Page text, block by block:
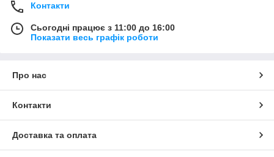
Контакти
Сьогодні працює з 11:00 до 16:00
Показати весь графік роботи
Про нас
Контакти
Доставка та оплата